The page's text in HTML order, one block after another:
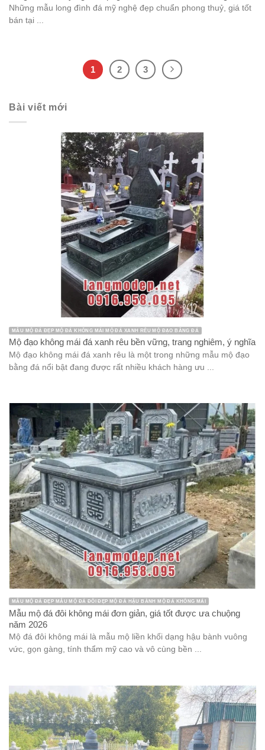
Những mẫu long đình đá mỹ nghệ đẹp chuẩn phong thuỷ, giá tốt
bán tại ...
1 2 3
Bài viết mới
MẪU MỘ ĐÁ ĐẸP MỘ ĐÁ KHÔNG MÁI MỘ ĐÁ XANH RÊU MỘ ĐẠO BẰNG ĐÁ
Mộ đạo không mái đá xanh rêu bền vững, trang nghiêm, ý nghĩa
Mộ đạo không mái đá xanh rêu là một trong những mẫu mộ đạo
bằng đá nổi bật đang được rất nhiều khách hàng ưu ...
MẪU MỘ ĐÁ ĐẸP MẪU MỘ ĐÁ ĐÔI ĐẸP MỘ ĐÁ HẬU BÀNH MỘ ĐÁ KHÔNG MÁI
Mẫu mộ đá đôi không mái đơn giản, giá tốt được ưa chuộng
năm 2026
Mộ đá đôi không mái là mẫu mộ liền khối dạng hậu bành vuông
vức, gọn gàng, tính thẩm mỹ cao và vô cùng bền ...